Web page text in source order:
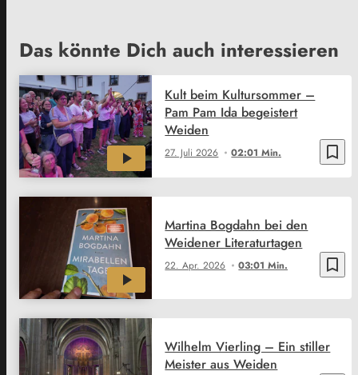
Das könnte Dich auch interessieren
bookmark_border
27. Juli 2026 02:01 Min.
Kult beim Kultursommer –
Pam Pam Ida begeistert
Weiden
bookmark_border
22. Apr. 2026 03:01 Min.
Martina Bogdahn bei den
Weidener Literaturtagen
Wilhelm Vierling – Ein stiller
Meister aus Weiden